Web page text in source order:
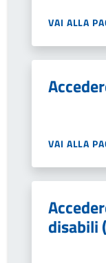
VAI ALLA
VAI ALLA
disabili